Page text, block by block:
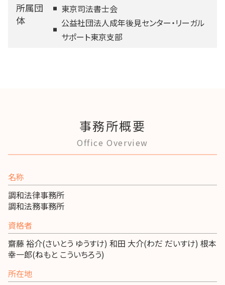
所属団
体
東京司法書士会
公益社団法人成年後見センター・リーガル
サポート東京支部
事務所概要
Office Overview
名称
調和法律事務所
調和法務事務所
資格者
齋藤 裕介(さいとう ゆうすけ) 和田 大介(わだ だいすけ) 根本
幸一郎(ねもと こういちろう)
所在地